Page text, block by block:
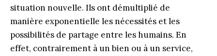
situation nouvelle. Ils ont démultiplié de
manière exponentielle les nécessités et les
possibilités de partage entre les humains. En
effet, contrairement à un bien ou à un service,